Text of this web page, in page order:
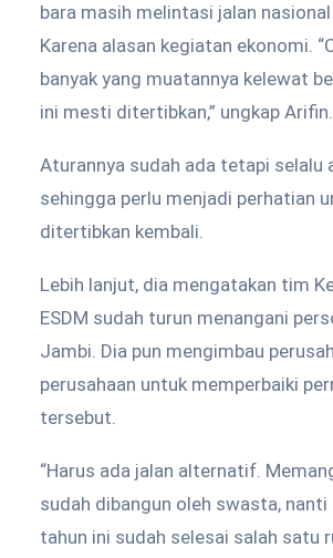
bara masih melintasi jalan
Karena alasan kegiatan ekonomi.
banyak yang muatannya kelewat
ini mesti ditertibkan,” ungkap Arifin.
Aturannya sudah ada tetapi selalu
sehingga perlu menjadi perhatian
ditertibkan kembali.
Lebih lanjut, dia mengatakan tim
ESDM sudah turun menangani
Jambi. Dia pun mengimbau
perusahaan untuk memperbaiki
tersebut.
“Harus ada jalan alternatif.
sudah dibangun oleh swasta,
tahun ini sudah selesai salah satu